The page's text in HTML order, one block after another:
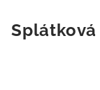
Splátková